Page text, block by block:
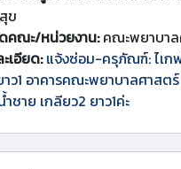
ข
คณะ/หน่วยงาน:คณะพยาบา
เอียด: แจ้งซ่อม-ครุภัณฑ์: ไเก
ว1 อาคารคณะพยาบาลศาสตร์
ชาย เกลียว2 ยาว1ค่ะ